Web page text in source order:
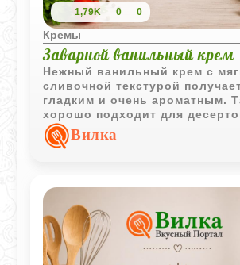
1,79K 0 0
Кремы
Заварной ванильный крем
Нежный ванильный крем с
сливочной текстурой
гладким и очень ароматным.
хорошо подходит для
пирожных и домашней
Вилка